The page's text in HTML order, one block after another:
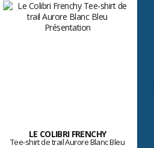
LE COLIBRI FRENCHY
Tee-shirt de trail Aurore Blanc Bleu